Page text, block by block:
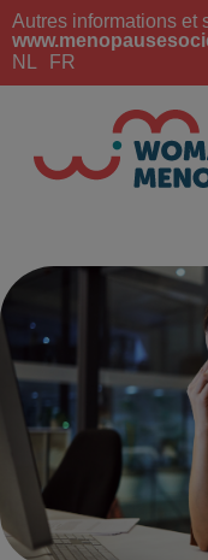
Autres informations et
NL
FR